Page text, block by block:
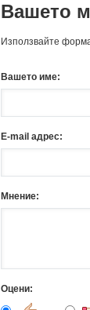
Вашето
Използвайте
Вашето име:
E-mail адрес:
Мнение:
Оцени: